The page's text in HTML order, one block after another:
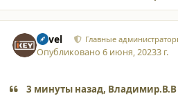
Pavel Главные
Опубликовано6 июня, 20233 г.
3 минуты назад, Владимир.В.В